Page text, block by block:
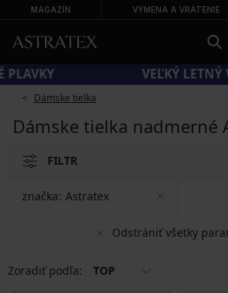
MAGAZÍN VÝMENA A VRÁTENIE
SUN20 = EXTRA −20 % NA
Dámske tielka
Dámske tielka nadmerné
FILTR
Odstrániť všetky
značka: Astratex
Zoradiť podľa: TOP